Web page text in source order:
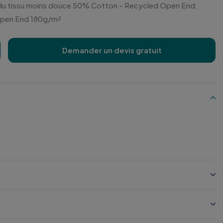
tissu moins douce 50% Cotton - Recycled Open End,
End 180g/m²
Demander un devis gratuit